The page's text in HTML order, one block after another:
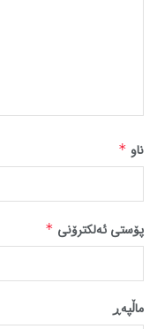
ناو *
پۆستی ئەلکترۆنی *
ماڵپه‌ڕ